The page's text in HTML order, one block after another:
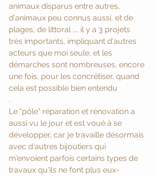
animaux disparus entre autres,
d'animaux peu connus aussi, et de
plages, de littoral .... il y a 3 projets
très importants, impliquant d'autres
acteurs que moi seule, et les
démarches sont nombreuses, encore
une fois, pour les concrétiser, quand
cela est possible bien entendu
.
Le "pôle" réparation et rénovation a
aussi vu le jour et est voué à se
développer, car je travaille désormais
avec d'autres bijoutiers qui
m'envoient parfois certains types de
travaux qu'ils ne font plus eux-